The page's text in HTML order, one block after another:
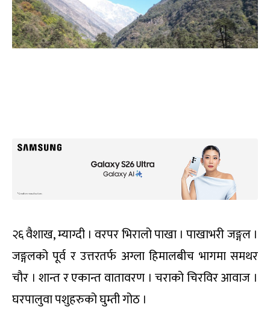
२६ वैशाख, म्याग्दी । वरपर भिरालो पाखा । पाखाभरी जङ्गल ।
जङ्गलको पूर्व र उत्तरतर्फ अग्ला हिमालबीच भागमा समथर
चौर । शान्त र एकान्त वातावरण । चराको चिरविर आवाज ।
घरपालुवा पशुहरुको घुम्ती गोठ ।